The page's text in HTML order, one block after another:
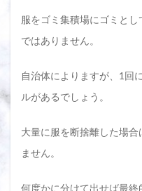
服をゴミ集積場にゴミと
ではありません。
自治体によりますが、1回
ルがあるでしょう。
大量に服を断捨離した場
ません。
何度かに分けて出せば最